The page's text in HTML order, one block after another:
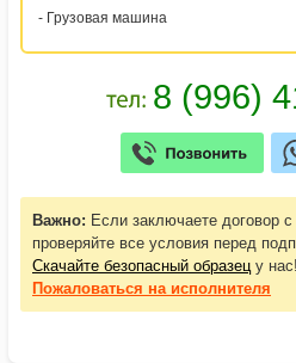
- Грузовая машина
Важно: Если заключаете договор
проверяйте все условия перед
Скачайте безопасный образец у нас!
Пожаловаться на исполнителя